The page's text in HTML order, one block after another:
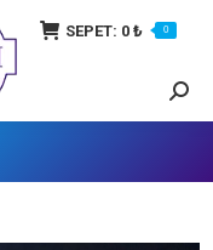
SEPET: 0 ₺ 0